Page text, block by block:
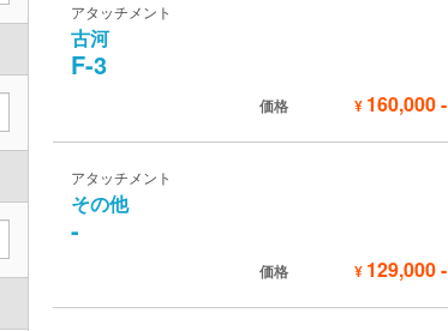
アタッチメント
古河
F-3
価格 ¥ 160,000-
アタッチメント
その他
-
価格 ¥ 129,000-